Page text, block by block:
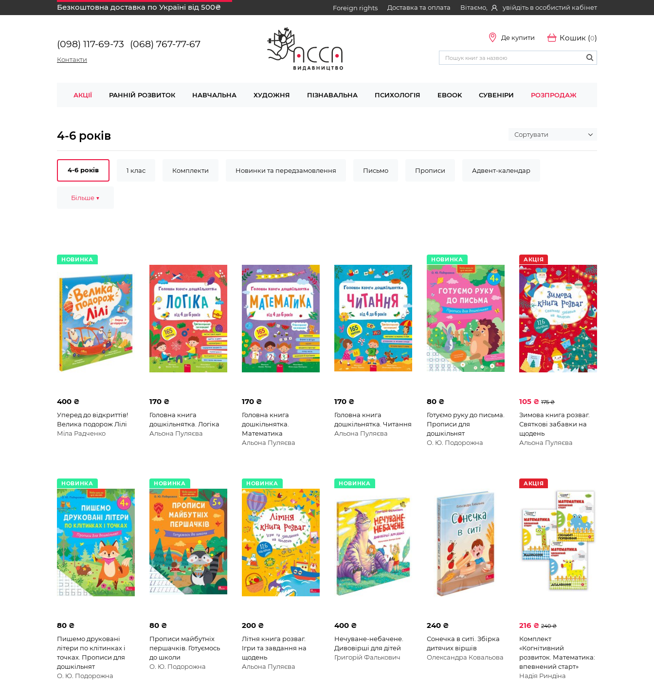
Безкоштовна доставка по Україні від 500₴ Foreign rights Доставка та оплата Вітаємо, увійдіть в особистий кабінет
(098) 117-69-73 (068) 767-77-67
Контакти
Де купити Кошик (0)
АКЦІЇ РАННІЙ РОЗВИТОК НАВЧАЛЬНА ХУДОЖНЯ ПІЗНАВАЛЬНА ПСИХОЛОГІЯ EBOOK СУВЕНІРИ РОЗПРОДАЖ
4-6 років
1 клас Комплекти Новинки та передзамовлення Письмо Прописи Адвент-календар
2-3 роки
4-6 років
Більше ▼
НОВИНКА
400 ₴
Уперед до відкриттів!
Велика подорож Лілі
Міла Радченко
170 ₴
Головна книга
дошкільнятка. Логіка
Альона Пуляєва
170 ₴
Головна книга
дошкільнятка.
Математика
Альона Пуляєва
170 ₴
Головна книга
дошкільнятка. Читання
Альона Пуляєва
НОВИНКА
80 ₴
Готуємо руку до письма.
Прописи для
дошкільнят
О. Ю. Подорожна
АКЦІЯ
105 ₴ 175 ₴
Зимова книга розваг.
Святкові забавки на
щодень
Альона Пуляєва
НОВИНКА
80 ₴
Пишемо друковані
літери по клітинках і
точках. Прописи для
дошкільнят
О. Ю. Подорожна
НОВИНКА
80 ₴
Прописи майбутніх
першачків. Готуємось
до школи
О. Ю. Подорожна
НОВИНКА
200 ₴
Літня книга розваг.
Ігри та завдання на
щодень
Альона Пуляєва
НОВИНКА
400 ₴
Нечуване-небачене.
Дивовірші для дітей
Григорій Фалькович
240 ₴
Сонечка в ситі. Збірка
дитячих віршів
Олександра Ковальова
АКЦІЯ
216 ₴ 240 ₴
Комплект
«Когнітивний
розвиток. Математика:
впевнений старт»
Надія Риндіна